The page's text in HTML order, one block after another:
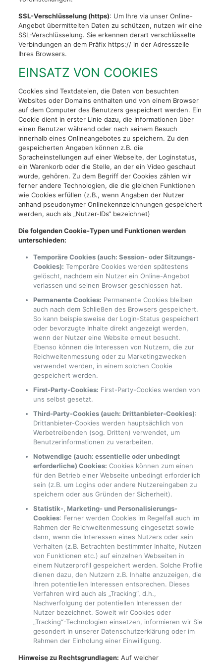
SSL-Verschlüsselung (https): Um Ihre via unser Online-
Angebot übermittelten Daten zu schützen, nutzen wir eine
SSL-Verschlüsselung. Sie erkennen derart verschlüsselte
Verbindungen an dem Präfix https:// in der Adresszeile
Ihres Browsers.
EINSATZ VON COOKIES
Cookies sind Textdateien, die Daten von besuchten
Websites oder Domains enthalten und von einem Browser
auf dem Computer des Benutzers gespeichert werden. Ein
Cookie dient in erster Linie dazu, die Informationen über
einen Benutzer während oder nach seinem Besuch
innerhalb eines Onlineangebotes zu speichern. Zu den
gespeicherten Angaben können z.B. die
Spracheinstellungen auf einer Webseite, der Loginstatus,
ein Warenkorb oder die Stelle, an der ein Video geschaut
wurde, gehören. Zu dem Begriff der Cookies zählen wir
ferner andere Technologien, die die gleichen Funktionen
wie Cookies erfüllen (z.B., wenn Angaben der Nutzer
anhand pseudonymer Onlinekennzeichnungen gespeichert
werden, auch als „Nutzer-IDs“ bezeichnet)
Die folgenden Cookie-Typen und Funktionen werden
unterschieden:
Temporäre Cookies (auch: Session- oder Sitzungs-
Cookies): Temporäre Cookies werden spätestens
gelöscht, nachdem ein Nutzer ein Online-Angebot
verlassen und seinen Browser geschlossen hat.
Permanente Cookies: Permanente Cookies bleiben
auch nach dem Schließen des Browsers gespeichert.
So kann beispielsweise der Login-Status gespeichert
oder bevorzugte Inhalte direkt angezeigt werden,
wenn der Nutzer eine Website erneut besucht.
Ebenso können die Interessen von Nutzern, die zur
Reichweitenmessung oder zu Marketingzwecken
verwendet werden, in einem solchen Cookie
gespeichert werden.
First-Party-Cookies: First-Party-Cookies werden von
uns selbst gesetzt.
Third-Party-Cookies (auch: Drittanbieter-Cookies):
Drittanbieter-Cookies werden hauptsächlich von
Werbetreibenden (sog. Dritten) verwendet, um
Benutzerinformationen zu verarbeiten.
Notwendige (auch: essentielle oder unbedingt
erforderliche) Cookies: Cookies können zum einen
für den Betrieb einer Webseite unbedingt erforderlich
sein (z.B. um Logins oder andere Nutzereingaben zu
speichern oder aus Gründen der Sicherheit).
Statistik-, Marketing- und Personalisierungs-
Cookies: Ferner werden Cookies im Regelfall auch im
Rahmen der Reichweitenmessung eingesetzt sowie
dann, wenn die Interessen eines Nutzers oder sein
Verhalten (z.B. Betrachten bestimmter Inhalte, Nutzen
von Funktionen etc.) auf einzelnen Webseiten in
einem Nutzerprofil gespeichert werden. Solche Profile
dienen dazu, den Nutzern z.B. Inhalte anzuzeigen, die
ihren potentiellen Interessen entsprechen. Dieses
Verfahren wird auch als „Tracking“, d.h.,
Nachverfolgung der potentiellen Interessen der
Nutzer bezeichnet. Soweit wir Cookies oder
„Tracking“-Technologien einsetzen, informieren wir Sie
gesondert in unserer Datenschutzerklärung oder im
Rahmen der Einholung einer Einwilligung.
Hinweise zu Rechtsgrundlagen: Auf welcher